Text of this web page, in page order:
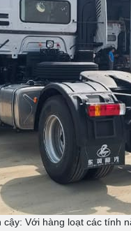
cậy: Với hàng loạt các tính